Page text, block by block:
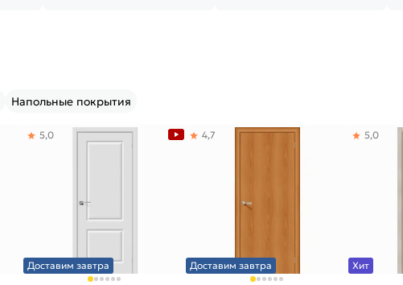
Напольные покрытия
Доставим завтра
5,0
Доставим завтра
4,7
Хит
5,0